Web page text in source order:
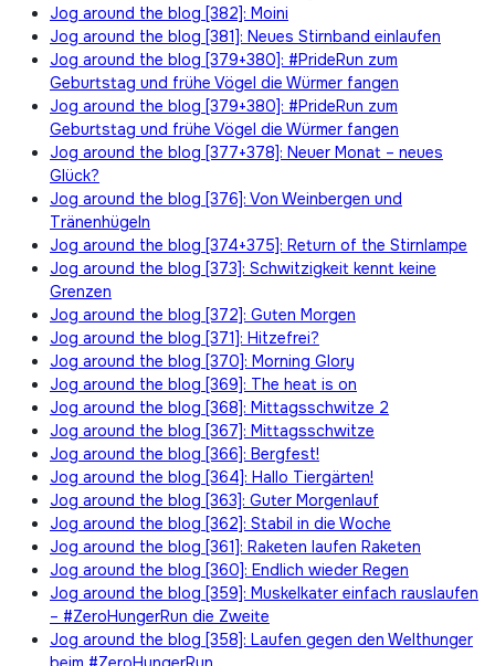
Jog around the blog [382]: Moini
Jog around the blog [381]: Neues Stirnband einlaufen
Jog around the blog [379+380]: #PrideRun zum
Geburtstag und frühe Vögel die Würmer fangen
Jog around the blog [379+380]: #PrideRun zum
Geburtstag und frühe Vögel die Würmer fangen
Jog around the blog [377+378]: Neuer Monat – neues
Glück?
Jog around the blog [376]: Von Weinbergen und
Tränenhügeln
Jog around the blog [374+375]: Return of the Stirnlampe
Jog around the blog [373]: Schwitzigkeit kennt keine
Grenzen
Jog around the blog [372]: Guten Morgen
Jog around the blog [371]: Hitzefrei?
Jog around the blog [370]: Morning Glory
Jog around the blog [369]: The heat is on
Jog around the blog [368]: Mittagsschwitze 2
Jog around the blog [367]: Mittagsschwitze
Jog around the blog [366]: Bergfest!
Jog around the blog [364]: Hallo Tiergärten!
Jog around the blog [363]: Guter Morgenlauf
Jog around the blog [362]: Stabil in die Woche
Jog around the blog [361]: Raketen laufen Raketen
Jog around the blog [360]: Endlich wieder Regen
Jog around the blog [359]: Muskelkater einfach rauslaufen
– #ZeroHungerRun die Zweite
Jog around the blog [358]: Laufen gegen den Welthunger